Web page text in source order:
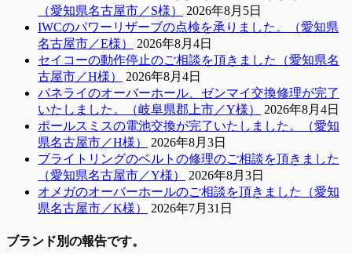
（愛知県名古屋市／S様）
2026年8月5日
IWCのパワーリザーブの点検を承りました。（愛知県
名古屋市／E様）
2026年8月4日
セイコーの動作停止のご相談を頂きました（愛知県名
古屋市／H様）
2026年8月4日
パネライのオーバーホール、ゼンマイ交換修理が完了
いたしました。（岐阜県郡上市／Y様）
2026年8月4日
ポールスミスの電池交換が完了いたしました。（愛知
県名古屋市／H様）
2026年8月3日
ブライトリングのベルトの修理のご相談を頂きました
（愛知県名古屋市／Y様）
2026年8月3日
オメガのオーバーホールのご相談を頂きました（愛知
県名古屋市／K様）
2026年7月31日
ブランド別の報告です。